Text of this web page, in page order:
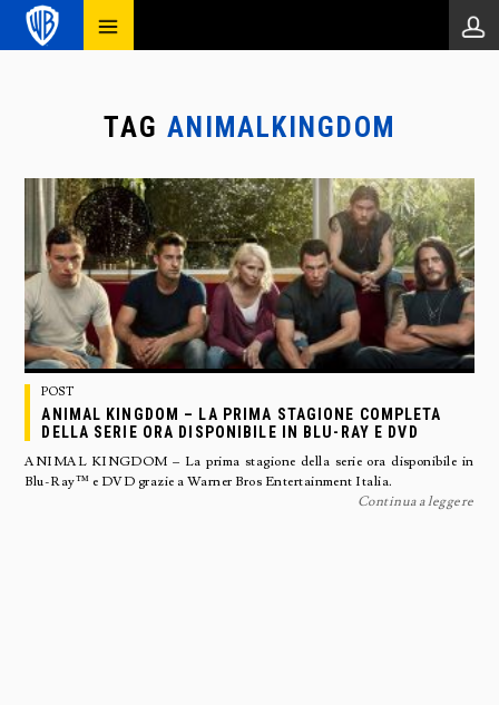
TAG ANIMALKINGDOM
POST
ANIMAL KINGDOM – LA PRIMA STAGIONE COMPLETA
DELLA SERIE ORA DISPONIBILE IN BLU-RAY E DVD
ANIMAL KINGDOM – La prima stagione della serie ora disponibile in
Blu-Ray™ e DVD grazie a Warner Bros Entertainment Italia.
Continua a leggere